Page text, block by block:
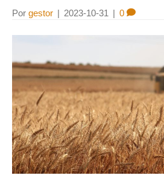
Por gestor 2023-10-31 0